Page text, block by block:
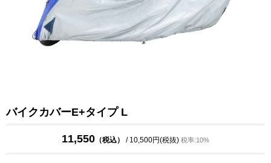
バイクカバーE+タイプ L
11,550 （税込） / 10,500円(税抜) 税率:10%